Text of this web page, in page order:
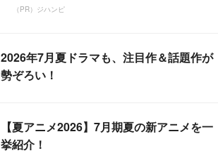
（PR）ジハンピ
2026年7月夏ドラマも、注目作＆話題作が
勢ぞろい！
【夏アニメ2026】7月期夏の新アニメを一
挙紹介！